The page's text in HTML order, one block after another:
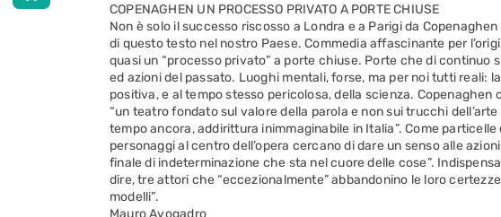
COPENAGHEN UN PROCESSO PRIVATO A PORTE CHIUSE
Non è solo il successo riscosso a Londra e a Parigi da
di questo testo nel nostro Paese. Commedia affascinante per
quasi un “processo privato” a porte chiuse. Porte che di continuo
ed azioni del passato. Luoghi mentali, forse, ma per noi tutti reali:
positiva, e al tempo stesso pericolosa, della scienza.
“un teatro fondato sul valore della parola e non sui trucchi
tempo ancora, addirittura inimmaginabile in Italia”. Come
personaggi al centro dell’opera cercano di dare un senso alle
finale di indeterminazione che sta nel cuore delle cose”.
dire, tre attori che “eccezionalmente” abbandonino le loro
modelli”.
Mauro Avogadro